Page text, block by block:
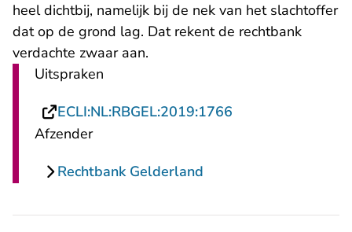
heel dichtbij, namelijk bij de nek van het slachtoffer
dat op de grond lag. Dat rekent de rechtbank
verdachte zwaar aan.
Uitspraken
ECLI:NL:RBGEL:2019:1766
Afzender
Rechtbank Gelderland